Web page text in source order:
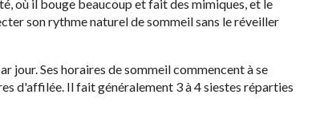
où il bouge beaucoup et fait des mimiques, et le
son rythme naturel de sommeil sans le réveiller
jour. Ses horaires de sommeil commencent à se
d'affilée. Il fait généralement 3 à 4 siestes réparties